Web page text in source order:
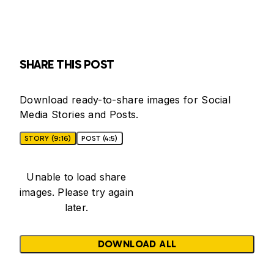
SHARE THIS POST
Download ready-to-share images for Social
Media Stories and Posts.
STORY (9:16) POST (4:5)
Unable to load share
images. Please try again
later.
DOWNLOAD ALL